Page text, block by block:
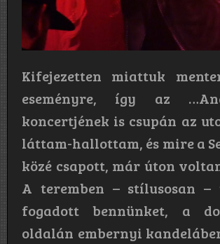
Kifejezetten miattuk
eseményre, így az
koncertjének is csupán az
láttam-hallottam, és mire a
közé csapott, már úton
A teremben – stílusosan –
fogadott bennünket, a
oldalán embernyi